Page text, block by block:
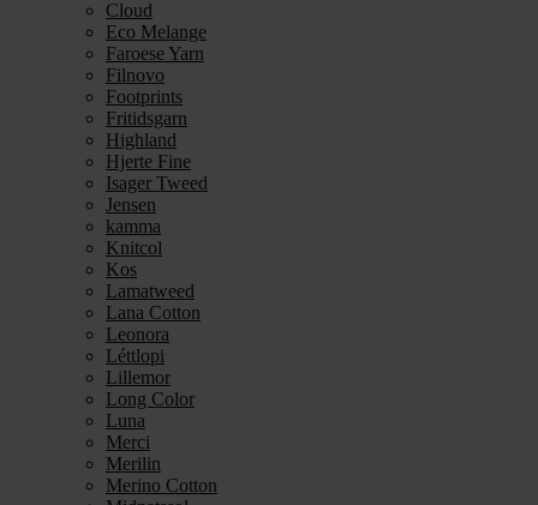
Cloud
Eco Melange
Faroese Yarn
Filnovo
Footprints
Fritidsgarn
Highland
Hjerte Fine
Isager Tweed
Jensen
kamma
Knitcol
Kos
Lamatweed
Lana Cotton
Leonora
Léttlopi
Lillemor
Long Color
Luna
Merci
Merilin
Merino Cotton